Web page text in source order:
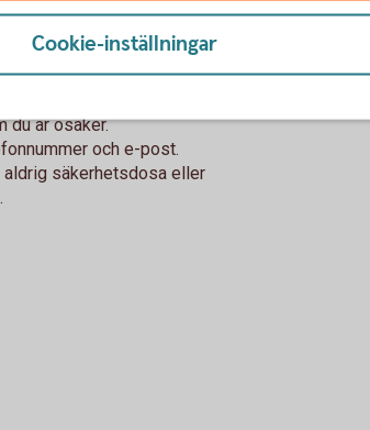
till exempel PIN-kod,
säkerhetsdosa. Oavsett
du är osäker.
och e-post.
aldrig säkerhetsdosa eller
Cookie-inställningar